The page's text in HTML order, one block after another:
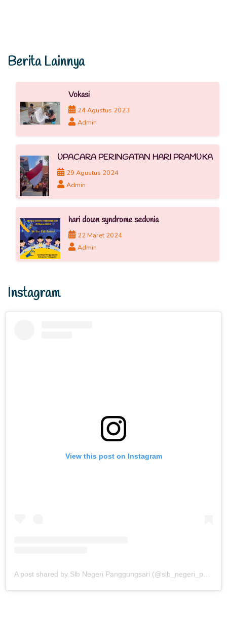
Berita Lainnya
Vokasi
24 Agustus 2023
Admin
UPACARA PERINGATAN HARI PRAMUKA
29 Agustus 2024
Admin
hari down syndrome sedunia
22 Maret 2024
Admin
Instagram
View this post on Instagram
A post shared by Slb Negeri Panggungsari (@slb_negeri_panggungsari)